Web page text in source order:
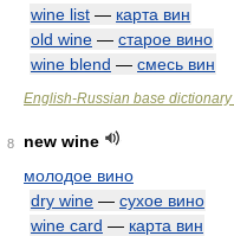
wine list — карта вин
old wine — старое вино
wine blend — смесь вин
English-Russian base dictionary
8
new wine
молодое вино
dry wine — сухое вино
wine card — карта вин